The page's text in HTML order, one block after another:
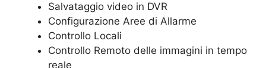
Salvataggio video in DVR
Configurazione Aree di Allarme
Controllo Locali
Controllo Remoto delle immagini in tempo
reale